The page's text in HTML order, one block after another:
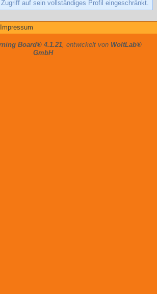
auf sein vollständiges Profil eingeschränkt.
Impressum
Board® 4.1.21, entwickelt von WoltLab®
GmbH